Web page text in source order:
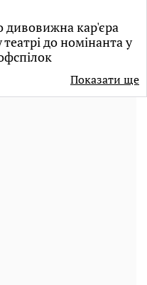
дивовижна кар'єра
до номінанта у
Показати ще